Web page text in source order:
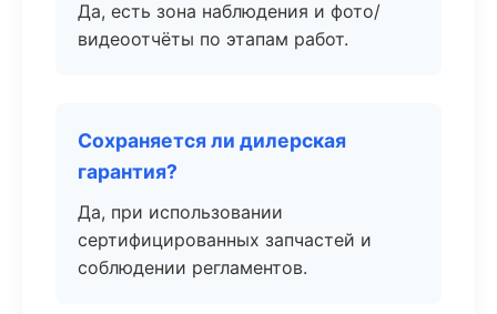
Да, есть зона наблюдения и фото/
видеоотчёты по этапам работ.
Сохраняется ли дилерская
гарантия?
Да, при использовании
сертифицированных запчастей и
соблюдении регламентов.